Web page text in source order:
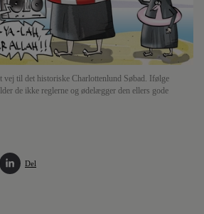
vej til det historiske Charlottenlund Søbad. Ifølge
de ikke reglerne og ødelægger den ellers gode
Del